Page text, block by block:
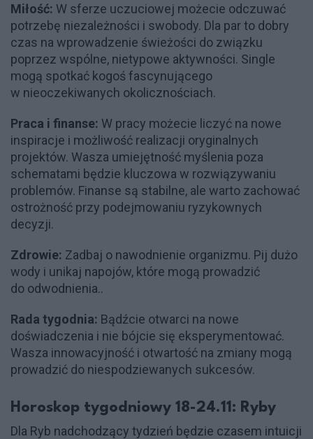
Miłość: W sferze uczuciowej możecie odczuwać
potrzebę niezależności i swobody. Dla par to dobry
czas na wprowadzenie świeżości do związku
poprzez wspólne, nietypowe aktywności. Single
mogą spotkać kogoś fascynującego
w nieoczekiwanych okolicznościach.
Praca i finanse: W pracy możecie liczyć na nowe
inspiracje i możliwość realizacji oryginalnych
projektów. Wasza umiejętność myślenia poza
schematami będzie kluczowa w rozwiązywaniu
problemów. Finanse są stabilne, ale warto zachować
ostrożność przy podejmowaniu ryzykownych
decyzji.
Zdrowie: Zadbaj o nawodnienie organizmu. Pij dużo
wody i unikaj napojów, które mogą prowadzić
do odwodnienia..
Rada tygodnia: Bądźcie otwarci na nowe
doświadczenia i nie bójcie się eksperymentować.
Wasza innowacyjność i otwartość na zmiany mogą
prowadzić do niespodziewanych sukcesów.
Horoskop tygodniowy 18-24.11: Ryby
Dla Ryb nadchodzący tydzień będzie czasem intuicji